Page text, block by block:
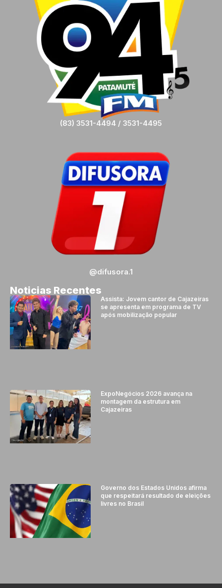
(83) 3531-4494 / 3531-4495
@difusora.1
Noticias Recentes
Assista: Jovem cantor de Cajazeiras
se apresenta em programa de TV
após mobilização popular
ExpoNegócios 2026 avança na
montagem da estrutura em
Cajazeiras
Governo dos Estados Unidos afirma
que respeitará resultado de eleições
livres no Brasil